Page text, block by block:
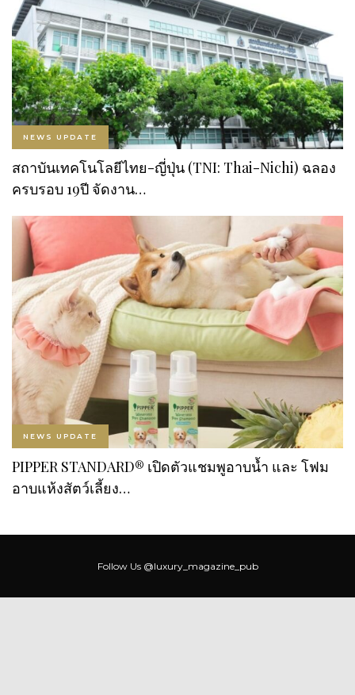
NEWS UPDATE
สถาบันเทคโนโลยีไทย-ญี่ปุ่น (TNI: Thai-Nichi) ฉลอง
ครบรอบ 19ปี จัดงาน…
NEWS UPDATE
PIPPER STANDARD® เปิดตัวแชมพูอาบน้ำ และ โฟม
อาบแห้งสัตว์เลี้ยง…
Follow Us @luxury_magazine_pub